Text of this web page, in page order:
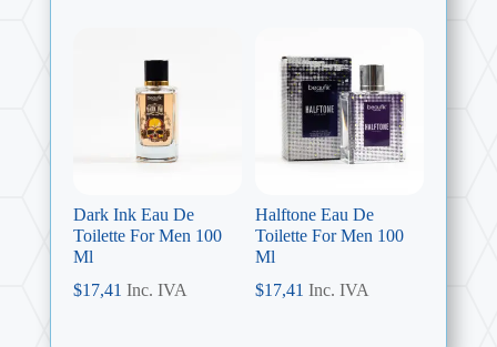
Dark Ink Eau De
Toilette For Men 100
Ml
$17,41 Inc. IVA
Halftone Eau De
Toilette For Men 100
Ml
$17,41 Inc. IVA